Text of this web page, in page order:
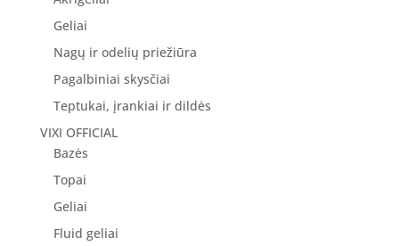
Geliai
Nagų ir odelių priežiūra
Pagalbiniai skysčiai
Teptukai, įrankiai ir dildės
VIXI OFFICIAL
Bazės
Topai
Geliai
Fluid geliai